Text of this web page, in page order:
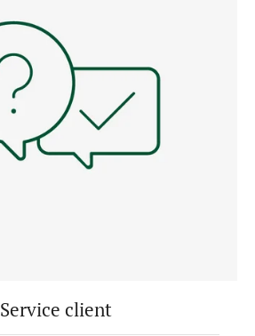
Service client